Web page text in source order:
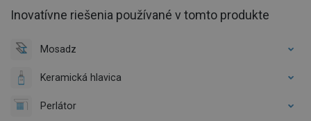
Inovatívne riešenia používané v tomto produkte
Mosadz
Keramická hlavica
Perlátor